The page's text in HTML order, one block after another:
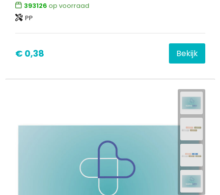
393126 op voorraad
PP
€ 0,38 Bekijk